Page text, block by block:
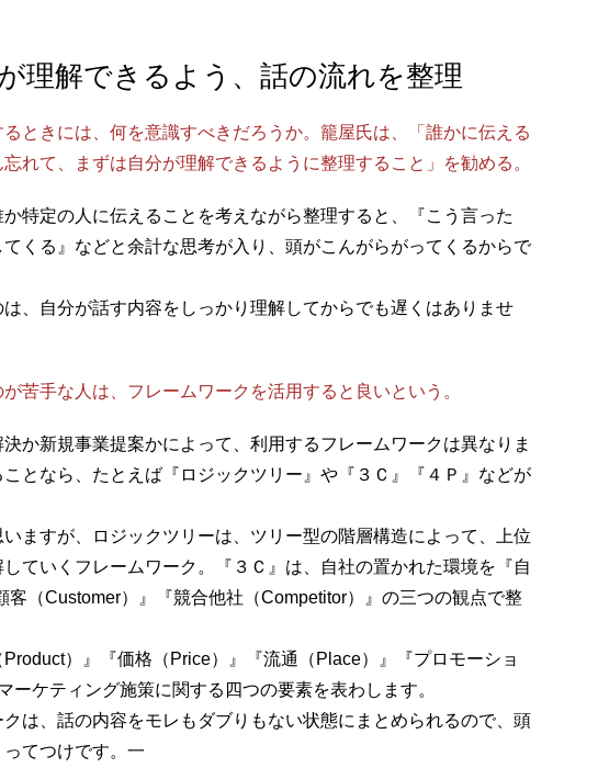
理解できるよう、話の流れを整理
ときには、何を意識すべきだろうか。籠屋氏は、「誰かに伝える
れて、まずは自分が理解できるように整理すること」を勧める。
か特定の人に伝えることを考えながら整理すると、『こう言った
くる』などと余計な思考が入り、頭がこんがらがってくるからで
、自分が話す内容をしっかり理解してからでも遅くはありませ
苦手な人は、フレームワークを活用すると良いという。
決か新規事業提案かによって、利用するフレームワークは異なりま
となら、たとえば『ロジックツリー』や『３Ｃ』『４Ｐ』などが
ますが、ロジックツリーは、ツリー型の階層構造によって、上位
ていくフレームワーク。『３Ｃ』は、自社の置かれた環境を『自
客（Customer）』『競合他社（Competitor）』の三つの観点で整
Product）』『価格（Price）』『流通（Place）』『プロモーショ
ーケティング施策に関する四つの要素を表わします。
は、話の内容をモレもダブりもない状態にまとめられるので、頭
てつけです。一